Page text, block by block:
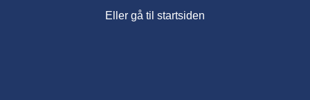
Eller gå til startsiden